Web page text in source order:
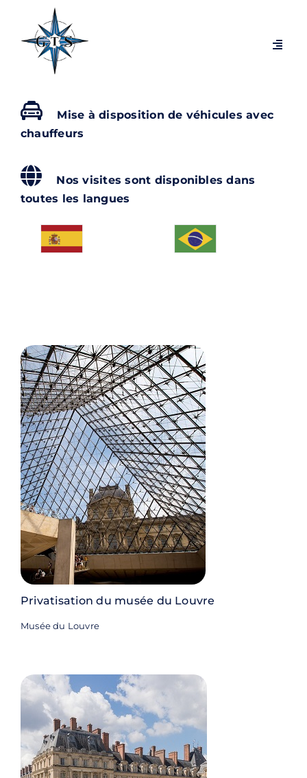
contenu
Visites par villes
Expositions temporaires
Visites exclusives et coulisses
Rechercher:
Mise à disposition de véhicules avec
chauffeurs
Nos visites sont disponibles dans
toutes les langues
Privatisation du musée du Louvre
Musée du Louvre